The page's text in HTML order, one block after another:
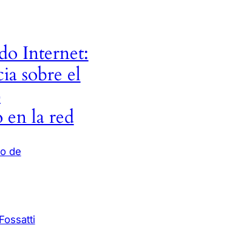
Internet:
sobre el
en la red
de